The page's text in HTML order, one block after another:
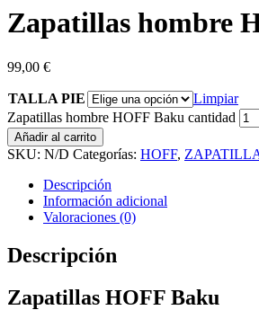
Zapatillas hombre
99,00 €
TALLA PIE
Limpiar
Zapatillas hombre HOFF Baku cantidad
Añadir al carrito
SKU: N/D Categorías: HOFF,
Descripción
Información adicional
Valoraciones (0)
Descripción
Zapatillas HOFF Baku